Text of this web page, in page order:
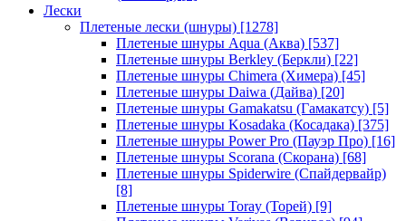
Лески
Плетеные лески (шнуры) [1278]
Плетеные шнуры Aqua (Аква) [537]
Плетеные шнуры Berkley (Беркли) [22]
Плетеные шнуры Chimera (Химера) [45]
Плетеные шнуры Daiwa (Дайва) [20]
Плетеные шнуры Gamakatsu (Гамакатсу) [5]
Плетеные шнуры Kosadaka (Косадака) [375]
Плетеные шнуры Power Pro (Пауэр Про) [16]
Плетеные шнуры Scorana (Скорана) [68]
Плетеные шнуры Spiderwire (Спайдервайр)
[8]
Плетеные шнуры Toray (Торей) [9]